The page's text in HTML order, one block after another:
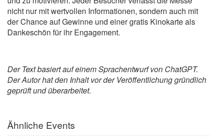
nicht nur mit wertvollen Informationen, sondern auch mit
der Chance auf Gewinne und einer gratis Kinokarte als
Dankeschön für ihr Engagement.
Der Text basiert auf einem Sprachentwurf von ChatGPT.
Der Autor hat den Inhalt vor der Veröffentlichung gründlich
geprüft und überarbeitet.
Ähnliche Events